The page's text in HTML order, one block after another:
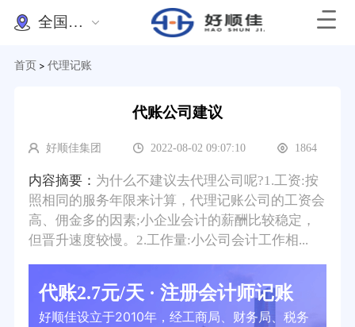
全国办理
首页 > 代理记账
代账公司建议
好顺佳集团 2022-08-02 09:07:10 1864
内容摘要： 为什么不建议去代理公司呢?1.工资:按
照相同的服务年限来计算，代理记账公司的工资会
高、佣金多的因素;小企业会计的薪酬比较稳定，
但晋升速度较慢。2.工作量:小公司会计工作相...
代账2.7元/天 · 注册会计师记账
好顺佳设立于2010年，经工商局、财务局、税务